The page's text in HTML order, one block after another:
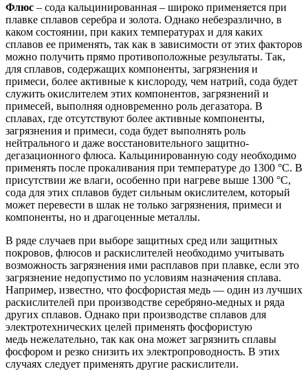
Флюс – сода кальцинированная – широко применяется при
плавке сплавов серебра и золота. Однако небезразлично, в
каком состоянии, при каких температурах и для каких
сплавов ее применять, так как в зависимости от этих факторов
можно получить прямо противоположные результаты. Так,
для сплавов, содержащих компоненты, загрязнения и
примеси, более активные к кислороду, чем натрий, сода будет
служить окислителем этих компонентов, загрязнений и
примесей, выполняя одновременно роль дегазатора. В
сплавах, где отсутствуют более активные компоненты,
загрязнения и примеси, сода будет выполнять роль
нейтрального и даже восстановительного защитно-
дегазационного флюса. Кальцинированную соду необходимо
применять после прокаливания при температуре до 1300 °С. В
присутствии же влаги, особенно при нагреве выше 1300 °С,
сода для этих сплавов будет сильным окислителем, который
может перевести в шлак не только загрязнения, примеси и
компоненты, но и драгоценные металлы.
В ряде случаев при выборе защитных сред или защитных
покровов, флюсов и раскислителей необходимо учитывать
возможность загрязнения ими расплавов при плавке, если это
загрязнение недопустимо по условиям назначения сплава.
Например, известно, что фосфористая медь — один из лучших
раскислителей при производстве серебряно-медных и ряда
других сплавов. Однако при производстве сплавов для
электротехнических целей применять фосфористую
медь нежелательно, так как она может загрязнить сплавы
фосфором и резко снизить их электропроводность. В этих
случаях следует применять другие раскислители.